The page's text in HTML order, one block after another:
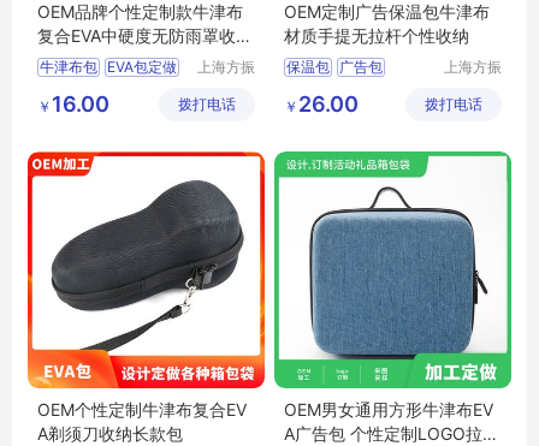
OEM品牌个性定制款牛津布
复合EVA中硬度无防雨罩收纳
包袋
牛津布包 EVA包定做
上海方振
有限公司
￥ 16.00 拨打电话
OEM定制广告保温包牛津布
材质手提无拉杆个性收纳
保温包 广告包
上海方振
有限公司
￥ 26.00 拨打电话
OEM个性定制牛津布复合EV
A剃须刀收纳长款包
OEM男女通用方形牛津布EV
A广告包 个性定制LOGO拉链